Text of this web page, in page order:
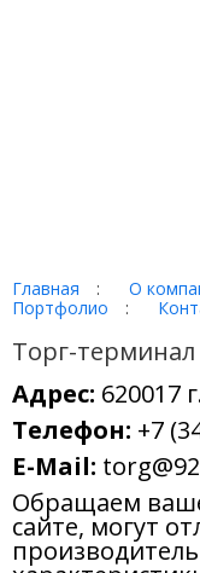
Главная : О
Портфолио
:
Торг-
Адрес: 620017
Телефон: +7
E-Mail:
Обращаем
сайте, могут